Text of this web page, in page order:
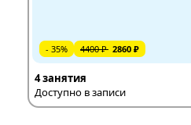
- 35% 4400 ₽ 2860 ₽
4 занятия
Доступно в записи